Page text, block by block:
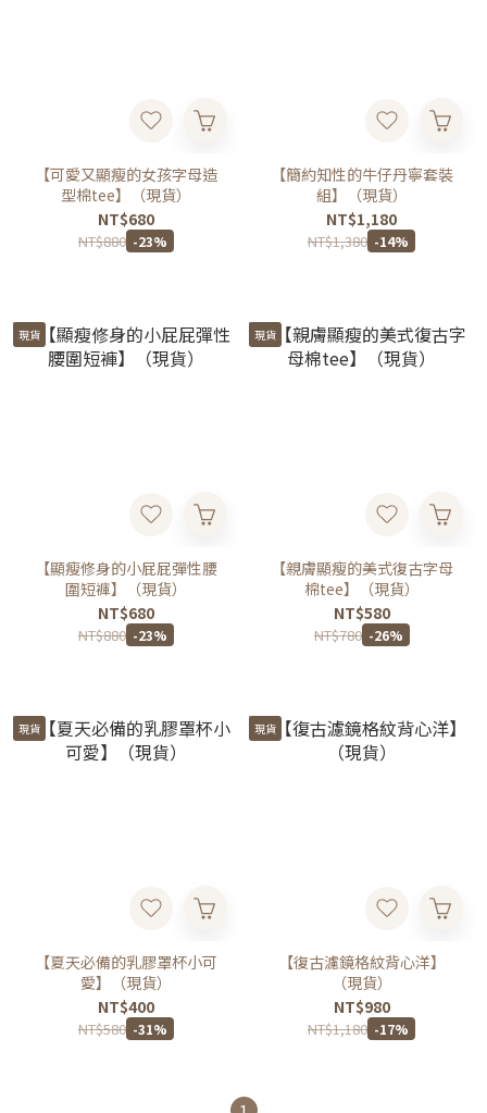
【可愛又顯瘦的女孩字母造
型棉tee】（現貨）
NT$680
NT$880 -23%
【簡約知性的牛仔丹寧套裝
組】（現貨）
NT$1,180
NT$1,380 -14%
現貨
【顯瘦修身的小屁屁彈性腰
圍短褲】（現貨）
NT$680
NT$880 -23%
現貨
【親膚顯瘦的美式復古字母
棉tee】（現貨）
NT$580
NT$780 -26%
現貨
【夏天必備的乳膠罩杯小可
愛】（現貨）
NT$400
NT$580 -31%
現貨
【復古濾鏡格紋背心洋】
（現貨）
NT$980
NT$1,180 -17%